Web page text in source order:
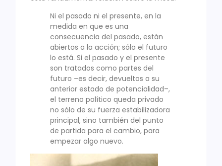
Ni el pasado ni el presente, en la
medida en que es una
consecuencia del pasado, están
abiertos a la acción; sólo el futuro
lo está. Si el pasado y el presente
son tratados como partes del
futuro –es decir, devueltos a su
anterior estado de potencialidad–,
el terreno político queda privado
no sólo de su fuerza estabilizadora
principal, sino también del punto
de partida para el cambio, para
empezar algo nuevo.